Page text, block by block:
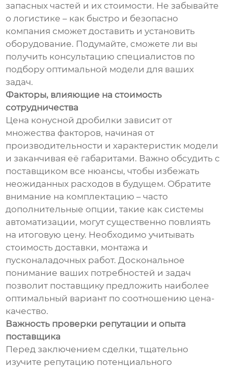
запасных частей и их стоимости. Не забывайте
о логистике – как быстро и безопасно
компания сможет доставить и установить
оборудование. Подумайте, сможете ли вы
получить консультацию специалистов по
подбору оптимальной модели для ваших
задач.
Факторы, влияющие на стоимость
сотрудничества
Цена конусной дробилки зависит от
множества факторов, начиная от
производительности и характеристик модели
и заканчивая её габаритами. Важно обсудить с
поставщиком все нюансы, чтобы избежать
неожиданных расходов в будущем. Обратите
внимание на комплектацию – часто
дополнительные опции, такие как системы
автоматизации, могут существенно повлиять
на итоговую цену. Необходимо учитывать
стоимость доставки, монтажа и
пусконаладочных работ. Доскональное
понимание ваших потребностей и задач
позволит поставщику предложить наиболее
оптимальный вариант по соотношению цена-
качество.
Важность проверки репутации и опыта
поставщика
Перед заключением сделки, тщательно
изучите репутацию потенциального